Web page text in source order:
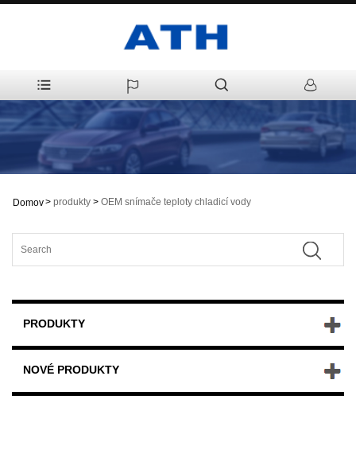
Domov> produkty > OEM snímače teploty chladicí vody
PRODUKTY
NOVÉ PRODUKTY